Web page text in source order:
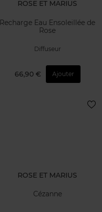
ROSE ET MARIUS
Recharge Eau Ensoleillée de
Rose
Diffuseur
66,90 € Ajouter
ROSE ET MARIUS
Cézanne